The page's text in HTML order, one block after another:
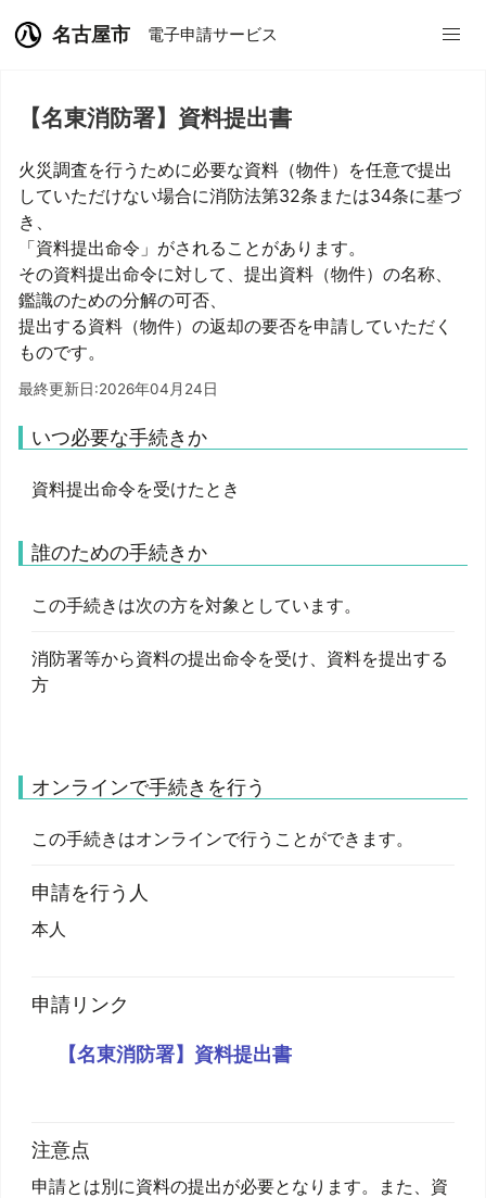
名古屋市 電子申請サービス
【名東消防署】資料提出書
火災調査を行うために必要な資料（物件）を任意で提出
していただけない場合に消防法第32条または34条に基づ
き、
「資料提出命令」がされることがあります。
その資料提出命令に対して、提出資料（物件）の名称、
鑑識のための分解の可否、
提出する資料（物件）の返却の要否を申請していただく
ものです。
最終更新日:2026年04月24日
いつ必要な手続きか
資料提出命令を受けたとき
誰のための手続きか
この手続きは次の方を対象としています。
消防署等から資料の提出命令を受け、資料を提出する
方
オンラインで手続きを行う
この手続きはオンラインで行うことができます。
申請を行う人
本人
申請リンク
【名東消防署】資料提出書
注意点
申請とは別に資料の提出が必要となります。また、資